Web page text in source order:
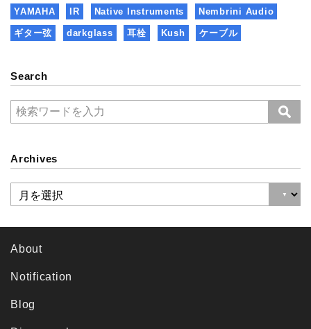
YAMAHA IR Native Instruments Nembrini Audio
ギター弦 darkglass 耳栓 Kush ケーブル
Search
Archives
About
Notification
Blog